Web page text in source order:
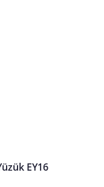
EY16